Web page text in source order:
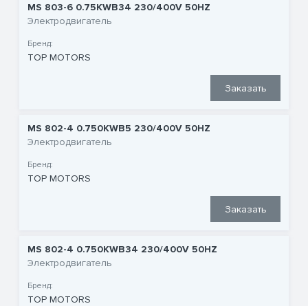
MS 803-6 0.75KWB34 230/400V 50HZ
Электродвигатель
Бренд:
TOP MOTORS
Заказать
MS 802-4 0.750KWB5 230/400V 50HZ
Электродвигатель
Бренд:
TOP MOTORS
Заказать
MS 802-4 0.750KWB34 230/400V 50HZ
Электродвигатель
Бренд:
TOP MOTORS